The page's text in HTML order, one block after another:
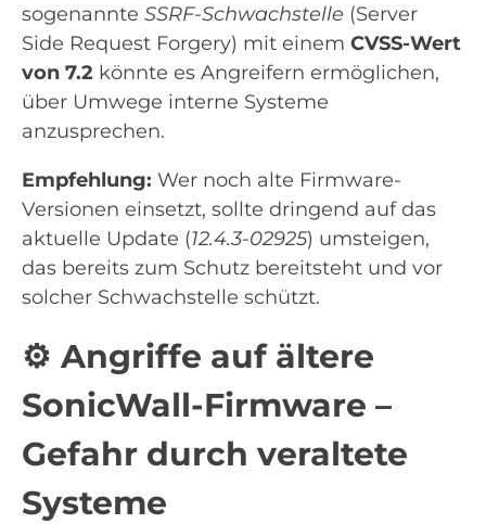
sogenannte SSRF-Schwachstelle (Server
Side Request Forgery) mit einem CVSS-Wert
von 7.2 könnte es Angreifern ermöglichen,
über Umwege interne Systeme
anzusprechen.
Empfehlung: Wer noch alte Firmware-
Versionen einsetzt, sollte dringend auf das
aktuelle Update (12.4.3-02925) umsteigen,
das bereits zum Schutz bereitsteht und vor
solcher Schwachstelle schützt.
⚙️ Angriffe auf ältere
SonicWall-Firmware –
Gefahr durch veraltete
Systeme